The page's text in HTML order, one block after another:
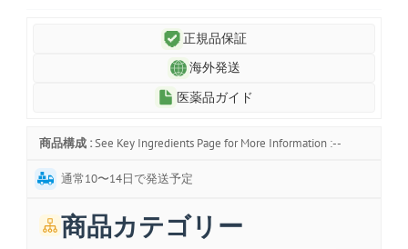
正規品保証
海外発送
医薬品ガイド
商品構成 : See Key Ingredients Page for More Information :--
通常10〜14日で発送予定
商品カテゴリー